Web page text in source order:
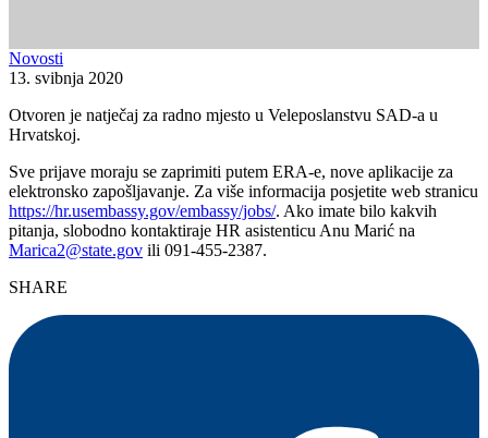
Novosti
13. svibnja 2020
Otvoren je natječaj za radno mjesto u Veleposlanstvu SAD-a u
Hrvatskoj.
Sve prijave moraju se zaprimiti putem ERA-e, nove aplikacije za
elektronsko zapošljavanje. Za više informacija posjetite web stranicu
https://hr.usembassy.gov/embassy/jobs/. Ako imate bilo kakvih
pitanja, slobodno kontaktiraje HR asistenticu Anu Marić na
Marica2@state.gov ili 091-455-2387.
SHARE